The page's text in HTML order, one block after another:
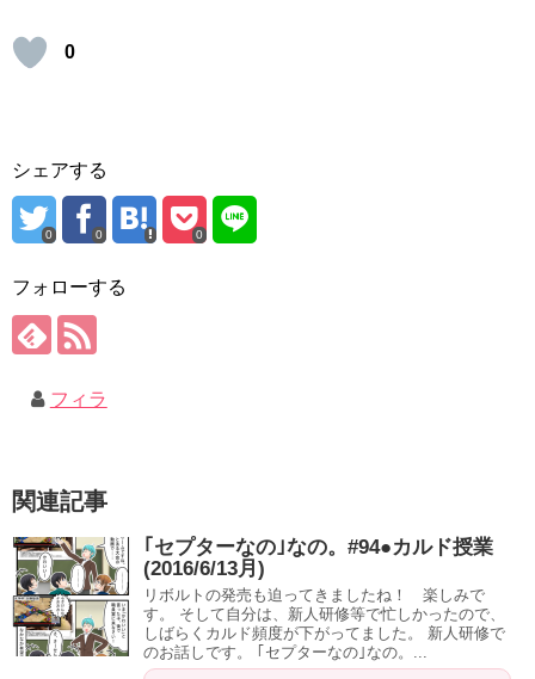
0
シェアする
0 0 0
フォローする
フィラ
関連記事
｢セプターなの｣なの。#94●カルド授業
(2016/6/13月)
リボルトの発売も迫ってきましたね！ 楽しみで
す。 そして自分は、新人研修等で忙しかったので、
しばらくカルド頻度が下がってました。 新人研修で
のお話しです。 ｢セプターなの｣なの。...